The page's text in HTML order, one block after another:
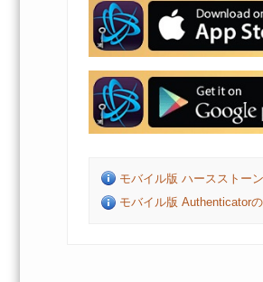
モバイル版 ハースストー
モバイル版 Authenticator